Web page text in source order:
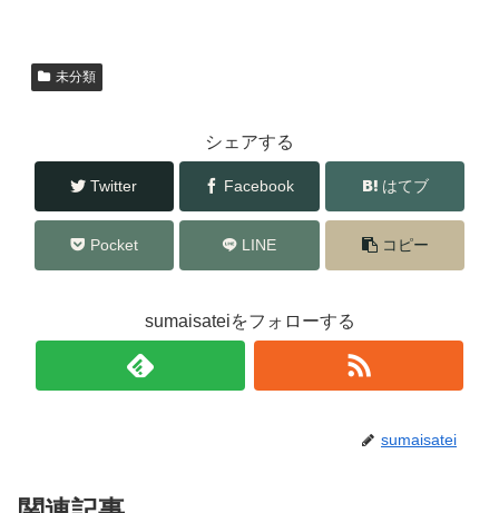
b
o
k
未分類
シェアする
Twitter Facebook はてブ
Pocket LINE コピー
sumaisateiをフォローする
sumaisatei